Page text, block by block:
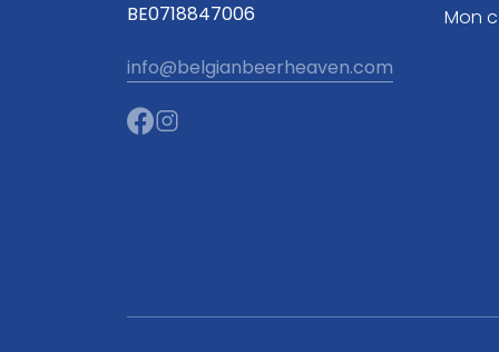
BE0718847006
info@belgianbeerheaven.com
Mon